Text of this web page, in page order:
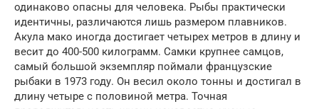
одинаково опасны для человека. Рыбы практически
идентичны, различаются лишь размером плавников.
Акула мако иногда достигает четырех метров в длину и
весит до 400-500 килограмм. Самки крупнее самцов,
самый большой экземпляр поймали французские
рыбаки в 1973 году. Он весил около тонны и достигал в
длину четыре с половиной метра. Точная